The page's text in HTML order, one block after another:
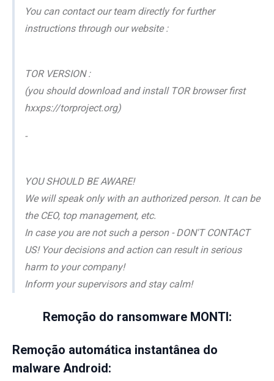
You can contact our team directly for further
instructions through our website :
TOR VERSION :
(you should download and install TOR browser first
hxxps://torproject.org)
-
YOU SHOULD BE AWARE!
We will speak only with an authorized person. It can be
the CEO, top management, etc.
In case you are not such a person - DON'T CONTACT
US! Your decisions and action can result in serious
harm to your company!
Inform your supervisors and stay calm!
Remoção do ransomware MONTI:
Remoção automática instantânea do
malware Android: